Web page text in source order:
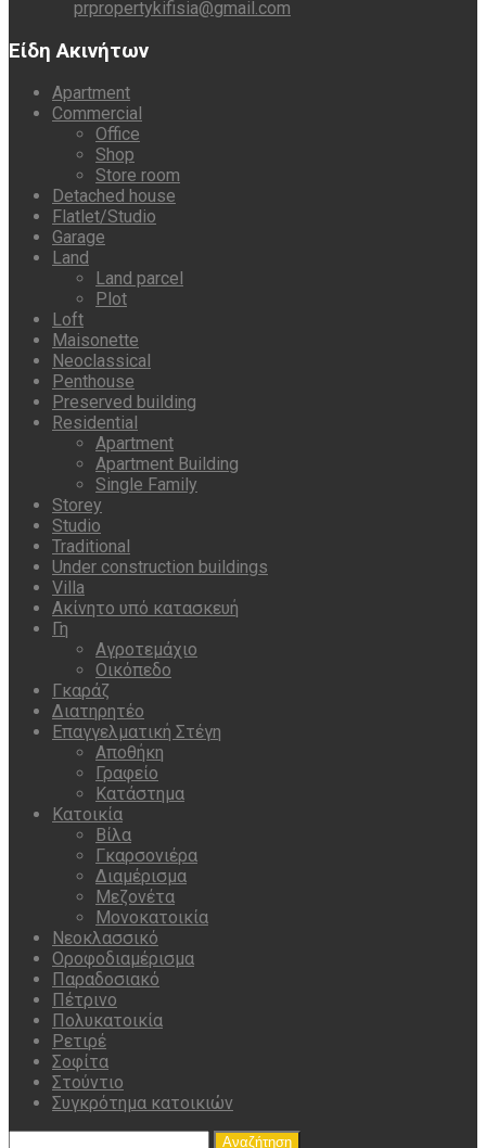
prpropertykifisia@gmail.com
Είδη Ακινήτων
Apartment
Commercial
Office
Shop
Store room
Detached house
Flatlet/Studio
Garage
Land
Land parcel
Plot
Loft
Maisonette
Neoclassical
Penthouse
Preserved building
Residential
Apartment
Apartment Building
Single Family
Storey
Studio
Traditional
Under construction buildings
Villa
Ακίνητο υπό κατασκευή
Γη
Αγροτεμάχιο
Οικόπεδο
Γκαράζ
Διατηρητέο
Επαγγελματική Στέγη
Αποθήκη
Γραφείο
Κατάστημα
Κατοικία
Βίλα
Γκαρσονιέρα
Διαμέρισμα
Μεζονέτα
Μονοκατοικία
Νεοκλασσικό
Οροφοδιαμέρισμα
Παραδοσιακό
Πέτρινο
Πολυκατοικία
Ρετιρέ
Σοφίτα
Στούντιο
Συγκρότημα κατοικιών